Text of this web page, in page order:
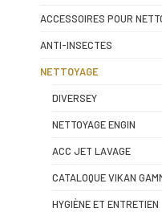
ACCESSOIRES POUR
ANTI-INSECTES
NETTOYAGE
DIVERSEY
NETTOYAGE ENGIN
ACC JET LAVAGE
CATALOQUE VIKAN
HYGIÈNE ET ENTRETIEN